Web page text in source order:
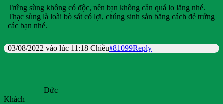
Trứng sùng không có độc, nên bạn không cần quá lo lắng nhé.
Thạc sùng là loài bò sát có lợi, chúng sinh sản bằng cách đẻ trứng
các bạn nhé.
03/08/2022 vào lúc 11:18 Chiều#81099Reply
Đức
Khách